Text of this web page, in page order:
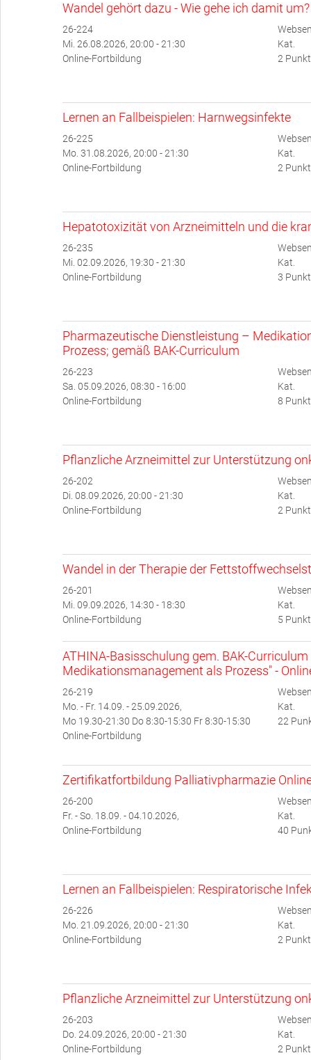
Wandel gehört dazu - Wie gehe ich damit um?
26-224
Mi. 26.08.2026, 20:00 - 21:30
Online-Fortbildung
Kat.
2
Lernen an Fallbeispielen: Harnwegsinfekte
26-225
Mo. 31.08.2026, 20:00 - 21:30
Online-Fortbildung
Kat.
2
Hepatotoxizität von Arzneimitteln und die
26-235
Mi. 02.09.2026, 19:30 - 21:30
Online-Fortbildung
Kat.
3
Pharmazeutische Dienstleistung –
Prozess; gemäß BAK-Curriculum
26-223
Sa. 05.09.2026, 08:30 - 16:00
Online-Fortbildung
Kat.
8
Pflanzliche Arzneimittel zur Unterstützung
26-202
Di. 08.09.2026, 20:00 - 21:30
Online-Fortbildung
Kat.
2
Wandel in der Therapie der
26-201
Mi. 09.09.2026, 14:30 - 18:30
Online-Fortbildung
Kat.
5
ATHINA-Basisschulung gem. BAK-
Medikationsmanagement als Prozess" -
26-219
Mo. - Fr. 14.09. - 25.09.2026,
Mo 19.30-21:30 Do 8:30-15:30 Fr 8:30-15:30
Online-Fortbildung
Kat.
22
Zertifikatfortbildung Palliativpharmazie
26-200
Fr. - So. 18.09. - 04.10.2026,
Online-Fortbildung
Kat.
40
Lernen an Fallbeispielen: Respiratorische
26-226
Mo. 21.09.2026, 20:00 - 21:30
Online-Fortbildung
Kat.
2
Pflanzliche Arzneimittel zur Unterstützung
26-203
Do. 24.09.2026, 20:00 - 21:30
Online-Fortbildung
Kat.
2